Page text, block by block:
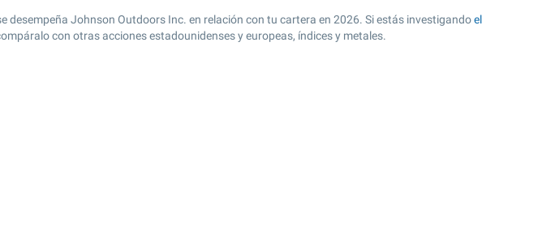
desempeña Johnson Outdoors Inc. en relación con tu cartera en 2026. Si estás investigandoel
con otras acciones estadounidenses y europeas, índices y metales.